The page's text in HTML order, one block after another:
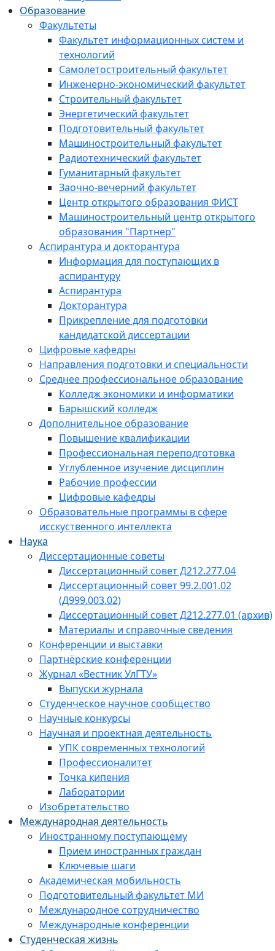
Образование
Факультеты
Факультет информационных систем и
технологий
Самолетостроительный факультет
Инженерно-экономический факультет
Строительный факультет
Энергетический факультет
Подготовительный факультет
Машиностроительный факультет
Радиотехнический факультет
Гуманитарный факультет
Заочно-вечерний факультет
Центр открытого образования ФИСТ
Машиностроительный центр открытого
образования "Партнер"
Аспирантура и докторантура
Информация для поступающих в
аспирантуру
Аспирантура
Докторантура
Прикрепление для подготовки
кандидатской диссертации
Цифровые кафедры
Направления подготовки и специальности
Среднее профессиональное образование
Колледж экономики и информатики
Барышский колледж
Дополнительное образование
Повышение квалификации
Профессиональная переподготовка
Углубленное изучение дисциплин
Рабочие профессии
Цифровые кафедры
Образовательные программы в сфере
исскуственного интеллекта
Наука
Диссертационные советы
Диссертационный совет Д212.277.04
Диссертационный совет 99.2.001.02
(Д999.003.02)
Диссертационный совет Д212.277.01 (архив)
Материалы и справочные сведения
Конференции и выставки
Партнёрские конференции
Журнал «Вестник УлГТУ»
Выпуски журнала
Студенческое научное сообщество
Научные конкурсы
Научная и проектная деятельность
УПК современных технологий
Профессионалитет
Точка кипения
Лаборатории
Изобретательство
Международная деятельность
Иностранному поступающему
Прием иностранных граждан
Ключевые шаги
Академическая мобильность
Подготовительный факультет МИ
Международное сотрудничество
Международные конференции
Студенческая жизнь